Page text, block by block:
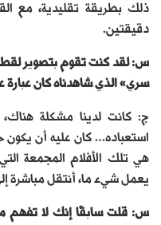
ذلك بطريقة تقليدية، مع
دقيقتين.
س: لقد كنت تقوم بتصوير
سري» الذي شاهدناه كان
ج: كانت لدينا مشكلة
استعباده… كان عليه أن يكون
هي تلك الأفلام المجمعة
يعمل شيء ما، أنتقل مباشرة
س: قلت سابقًا إنك لا تفهم